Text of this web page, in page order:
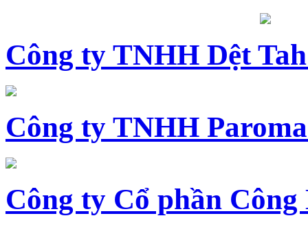
Công ty TNHH Dệt
Công ty TNHH
Công ty Cổ phần Công